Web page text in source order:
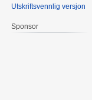
Utskriftsvennlig versjon
Sponsor